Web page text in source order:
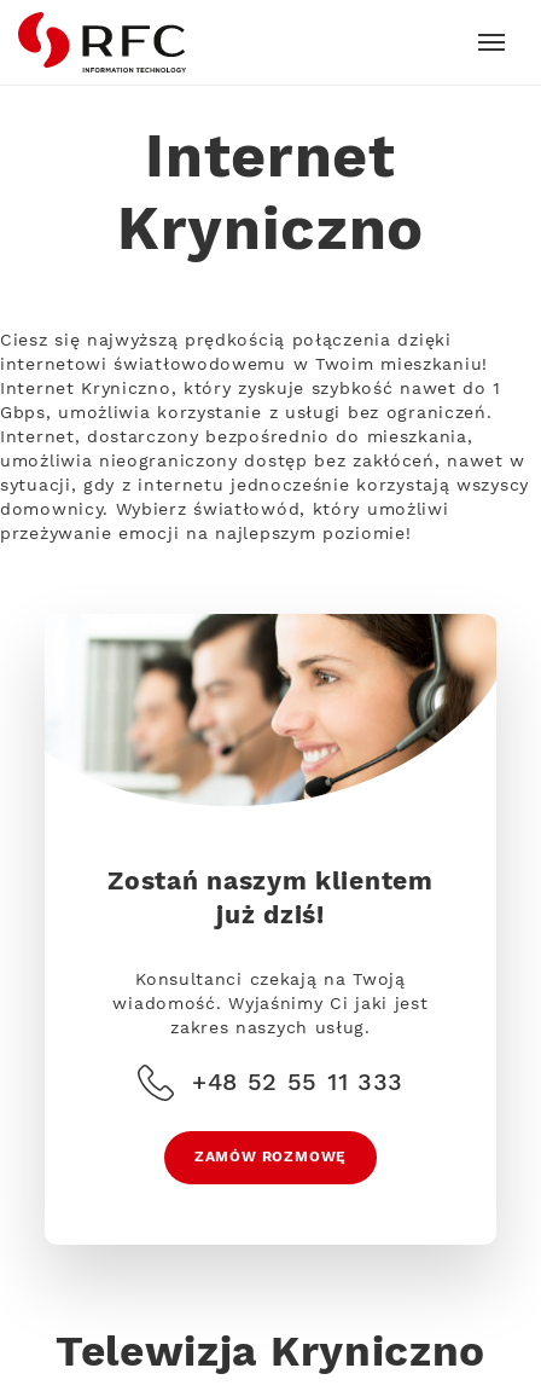
RFC
Internet
Kryniczno
Ciesz się najwyższą prędkością połączenia dzięki
internetowi światłowodowemu w Twoim mieszkaniu!
Internet Kryniczno, który zyskuje szybkość nawet do 1
Gbps, umożliwia korzystanie z usługi bez ograniczeń.
Internet, dostarczony bezpośrednio do mieszkania,
umożliwia nieograniczony dostęp bez zakłóceń, nawet w
sytuacji, gdy z internetu jednocześnie korzystają wszyscy
domownicy. Wybierz światłowód, który umożliwi
przeżywanie emocji na najlepszym poziomie!
Zostań naszym klientem
już dziś!
Konsultanci czekają na Twoją
wiadomość. Wyjaśnimy Ci jaki jest
zakres naszych usług.
+48 52 55 11 333
ZAMÓW ROZMOWĘ
Telewizja Kryniczno